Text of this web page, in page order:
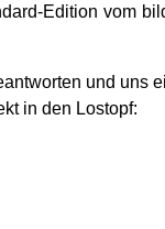
Edition vom
und uns
in den Lostopf: